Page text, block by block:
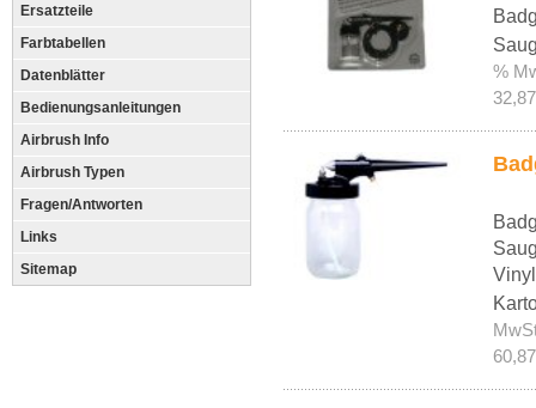
Ersatzteile
Farbtabellen
Datenblätter
Bedienungsanleitungen
Airbrush Info
Airbrush Typen
Fragen/Antworten
Links
Sitemap
%